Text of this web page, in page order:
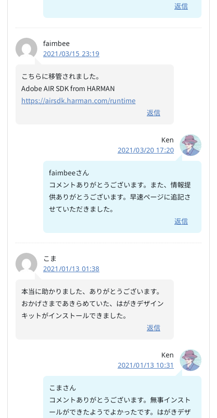
返信
faimbee
2021/03/15 23:19
こちらに移管されました。
Adobe AIR SDK from HARMAN
https://airsdk.harman.com/runtime
返信
Ken
2021/03/20 17:20
faimbeeさん
コメントありがとうございます。また、情報提
供ありがとうございます。早速ページに追記さ
せていただきました。
返信
こま
2021/01/13 01:38
本当に助かりました、ありがとうございます。
おかげさまであきらめていた、はがきデザイン
キットがインストールできました。
返信
Ken
2021/01/13 10:31
こまさん
コメントありがとうございます。無事インスト
ールができたようでよかったです。はがきデザ